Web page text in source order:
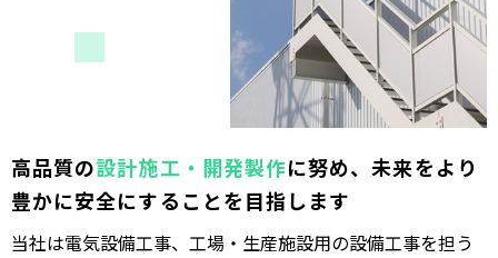
⾼品質の設計施⼯・開発製作に努め、未来をより
豊かに安全にすることを目指します
当社は電気設備工事、工場・生産施設用の設備工事を担う